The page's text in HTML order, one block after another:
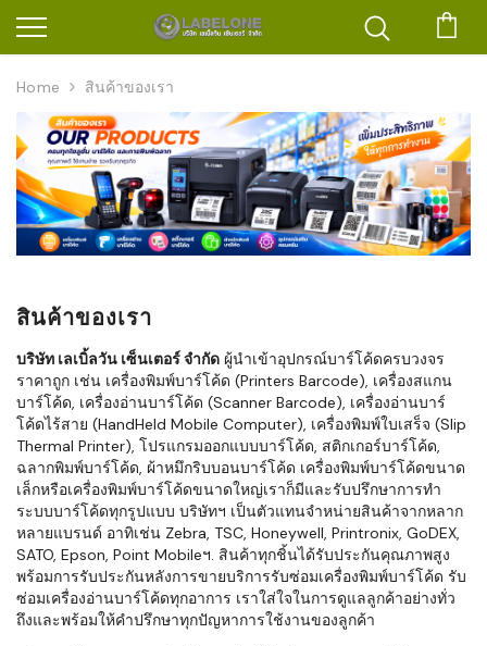
Home สินค้าของเรา
สินค้าของเรา
บริษัท เลเบิ้ลวัน เซ็นเตอร์ จำกัด ผู้นำเข้าอุปกรณ์บาร์โค้ดครบวงจร
ราคาถูก เช่น เครื่องพิมพ์บาร์โค้ด (Printers Barcode), เครื่องสแกน
บาร์โค้ด, เครื่องอ่านบาร์โค้ด (Scanner Barcode), เครื่องอ่านบาร์
โค้ดไร้สาย (HandHeld Mobile Computer), เครื่องพิมพ์ใบเสร็จ (Slip
Thermal Printer), โปรแกรมออกแบบบาร์โค้ด, สติกเกอร์บาร์โค้ด,
ฉลากพิมพ์บาร์โค้ด, ผ้าหมึกริบบอนบาร์โค้ด เครื่องพิมพ์บาร์โค้ดขนาด
เล็กหรือเครื่องพิมพ์บาร์โค้ดขนาดใหญ่เราก็มีและรับปรึกษาการทำ
ระบบบาร์โค้ดทุกรูปแบบ บริษัทฯ เป็นตัวแทนจำหน่ายสินค้าจากหลาก
หลายแบรนด์ อาทิเช่น Zebra, TSC, Honeywell, Printronix, GoDEX,
SATO, Epson, Point Mobileฯ. สินค้าทุกชิ้นได้รับประกันคุณภาพสูง
พร้อมการรับประกันหลังการขายบริการรับซ่อมเครื่องพิมพ์บาร์โค้ด รับ
ซ่อมเครื่องอ่านบาร์โค้ดทุกอาการ เราใส่ใจในการดูแลลูกค้าอย่างทั่ว
ถึงและพร้อมให้คำปรึกษาทุกปัญหาการใช้งานของลูกค้า